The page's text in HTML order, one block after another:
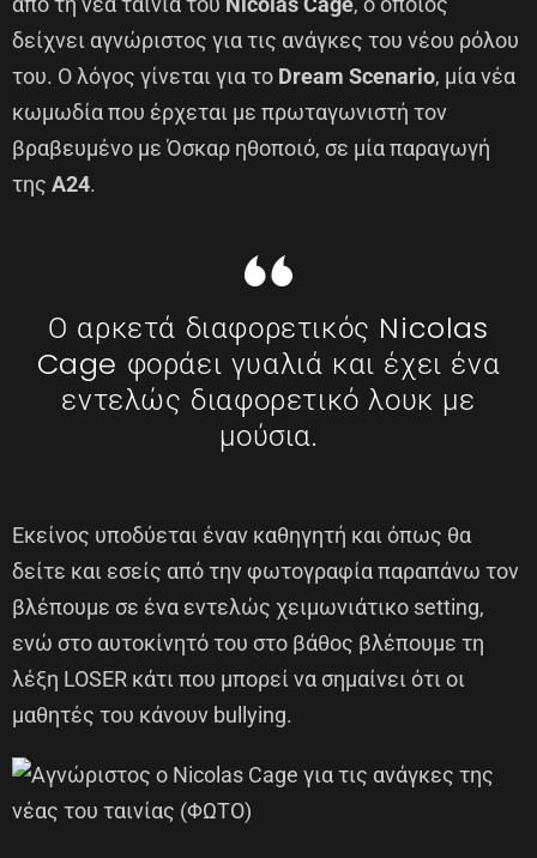
δείχνει αγνώριστος για τις ανάγκες του νέου ρόλου
του. Ο λόγος γίνεται για το Dream Scenario, μία νέα
κωμωδία που έρχεται με πρωταγωνιστή τον
βραβευμένο με Όσκαρ ηθοποιό, σε μία παραγωγή
της A24.
Ο αρκετά διαφορετικός Nicolas
Cage φοράει γυαλιά και έχει ένα
εντελώς διαφορετικό λουκ με
μούσια.
Εκείνος υποδύεται έναν καθηγητή και όπως θα
δείτε και εσείς από την φωτογραφία παραπάνω τον
βλέπουμε σε ένα εντελώς χειμωνιάτικο setting,
ενώ στο αυτοκίνητό του στο βάθος βλέπουμε τη
λέξη LOSER κάτι που μπορεί να σημαίνει ότι οι
μαθητές του κάνουν bullying.